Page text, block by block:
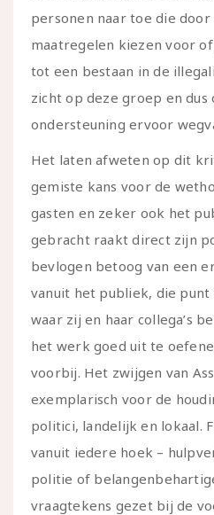
personen naar toe die door
maatregelen kiezen voor
tot een bestaan in de
zicht op deze groep en dus
ondersteuning ervoor
Het laten afweten op dit
gemiste kans voor de
gasten en zeker ook het
gebracht raakt direct zijn
bevlogen betoog van een
vanuit het publiek, die
waar zij en haar collega’s
het werk goed uit te
voorbij. Het zwijgen van
exemplarisch voor de
politici, landelijk en lokaal.
vanuit iedere hoek –
politie of
vraagtekens gezet bij de